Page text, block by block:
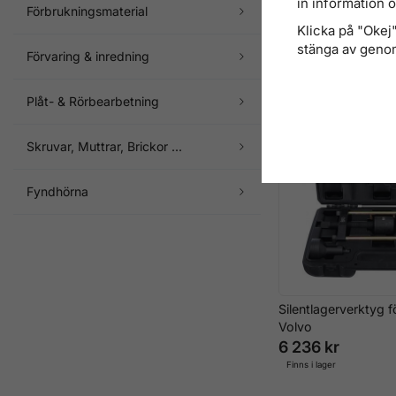
Förbrukningsmaterial
Förvaring & inredning
Plåt- & Rörbearbetning
Skruvar, Muttrar, Brickor ...
Fyndhörna
XXL Pressverktyg
Silentlager/
4 516 kr
Finns i lager
Silentlagerverktyg
Volvo
6 236 kr
Finns i lager
Klicka på
stänga av